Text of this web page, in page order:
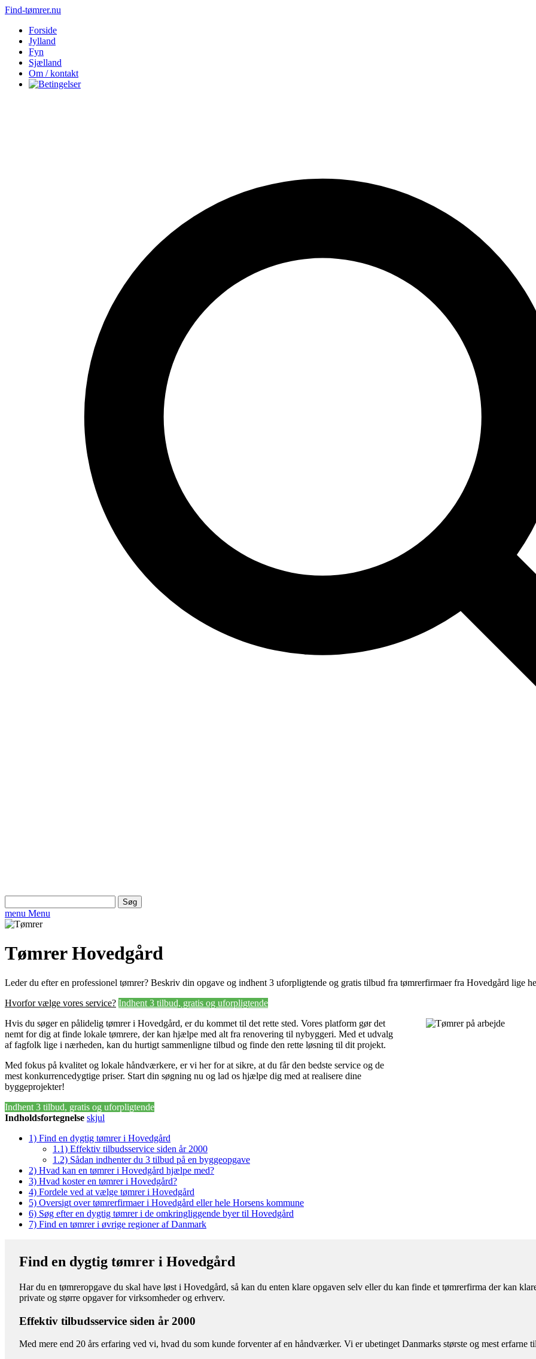
Find-tømrer.nu
Forside
Jylland
Fyn
Sjælland
Om / kontakt
efter:
menu Menu
Tømrer Hovedgård
Leder du efter en professionel tømrer? Beskriv din opgave og indhent 3 uforpligtende og gratis tilbud fra tømrerfirmaer fra Hovedgård lige
Hvorfor vælge vores service? Indhent 3 tilbud, gratis og uforpligtende
Hvis du søger en pålidelig tømrer i Hovedgård, er du kommet til det rette sted. Vores platform gør det
nemt for dig at finde lokale tømrere, der kan hjælpe med alt fra renovering til nybyggeri. Med et udvalg
af fagfolk lige i nærheden, kan du hurtigt sammenligne tilbud og finde den rette løsning til dit projekt.
Med fokus på kvalitet og lokale håndværkere, er vi her for at sikre, at du får den bedste service og de
mest konkurrencedygtige priser. Start din søgning nu og lad os hjælpe dig med at realisere dine
byggeprojekter!
Indhent 3 tilbud, gratis og uforpligtende
Indholdsfortegnelse skjul
1) Find en dygtig tømrer i Hovedgård
1.1) Effektiv tilbudsservice siden år 2000
1.2) Sådan indhenter du 3 tilbud på en byggeopgave
2) Hvad kan en tømrer i Hovedgård hjælpe med?
3) Hvad koster en tømrer i Hovedgård?
4) Fordele ved at vælge tømrer i Hovedgård
5) Oversigt over tømrerfirmaer i Hovedgård eller hele Horsens kommune
6) Søg efter en dygtig tømrer i de omkringliggende byer til Hovedgård
7) Find en tømrer i øvrige regioner af Danmark
Find en dygtig tømrer i Hovedgård
Har du en tømreropgave du skal have løst i Hovedgård, så kan du enten klare opgaven selv eller du kan finde et tømrerfirma der kan
private og større opgaver for virksomheder og erhverv.
Effektiv tilbudsservice siden år 2000
Med mere end 20 års erfaring ved vi, hvad du som kunde forventer af en håndværker. Vi er ubetinget Danmarks største og mest erfarne